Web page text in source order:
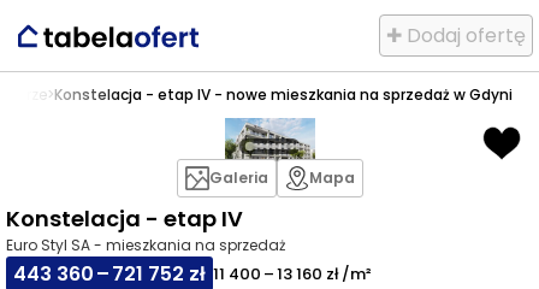
✚ Dodaj ofertę
>Konstelacja - etap IV - nowe mieszkania na sprzedaż w Gdyni
Konstelacja - etap IV
Euro Styl SA - mieszkania na sprzedaż
443 360 – 721 752 zł 11 400 – 13 160 zł /m²
Galeria Mapa